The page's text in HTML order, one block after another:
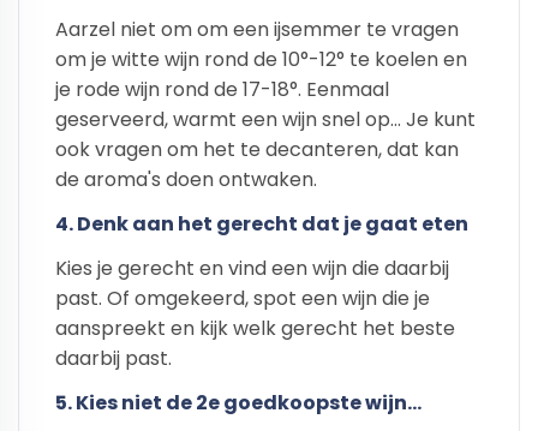
Aarzel niet om om een ijsemmer te vragen
om je witte wijn rond de 10°-12° te koelen en
je rode wijn rond de 17-18°. Eenmaal
geserveerd, warmt een wijn snel op... Je kunt
ook vragen om het te decanteren, dat kan
de aroma's doen ontwaken.
4. Denk aan het gerecht dat je gaat eten
Kies je gerecht en vind een wijn die daarbij
past. Of omgekeerd, spot een wijn die je
aanspreekt en kijk welk gerecht het beste
daarbij past.
5. Kies niet de 2e goedkoopste wijn...